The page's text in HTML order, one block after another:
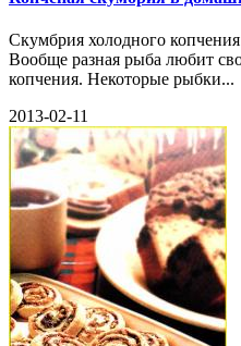
Скумбрия холодного
Вообще разная рыба любит
копчения. Некоторые рыбки...
2013-02-11